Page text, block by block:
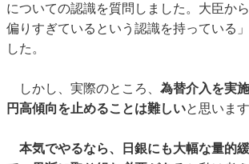
についての認識を質問しました。大臣か
偏りすぎているという認識を持っている
した。
しかし、実際のところ、 為替介入を実
円高傾向を止めることは難しいと思います
本気でやるなら、日銀にも大幅な量的